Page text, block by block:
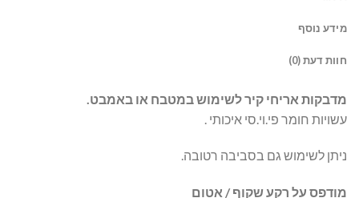
מידע נוסף
חוות דעת (0)
מדבקות אריחי קיר לשימוש במטבח או באמבט.
עשויות חומר פי.וי.סי איכותי .
ניתן לשימוש גם בסביבה רטובה.
מודפס על רקע שקוף / אטום